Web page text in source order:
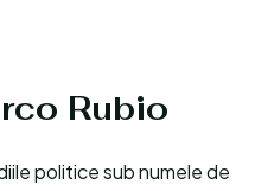
Rubio
politice sub numele de